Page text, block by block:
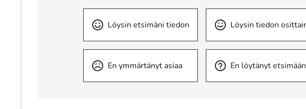
Löysin etsimäni tiedon Löysin tiedon
En ymmärtänyt asiaa En löytänyt